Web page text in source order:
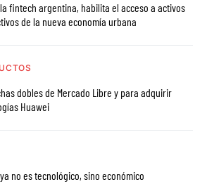
argentina, habilita el acceso a activos
de la nueva economía urbana
dobles de Mercado Libre y para adquirir
Huawei
no es tecnológico, sino económico